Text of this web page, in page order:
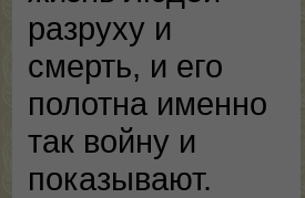
разруху и
смерть, и его
полотна именно
так войну и
показывают.